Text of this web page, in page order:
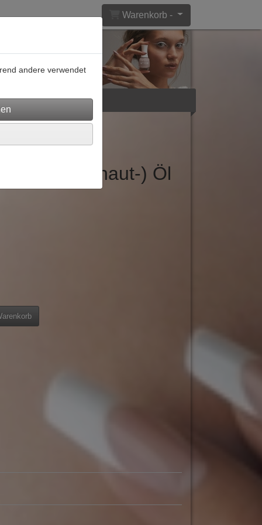
Warenkorb -
AGB
Nagel(-haut-) Öl
andere verwendet